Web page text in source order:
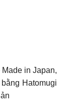
in Japan,
Hatomugi